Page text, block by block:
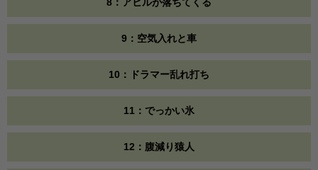
9：空気入れと車
10：ドラマー乱れ打ち
11：でっかい氷
12：腹減り猿人